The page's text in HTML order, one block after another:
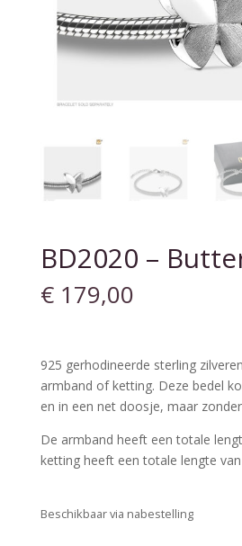
BD2020 –
€179,00
925 gerhodineerde sterling
armband of ketting. Deze bedel
en in een net doosje, maar
De armband heeft een totale
ketting heeft een totale lengte
Beschikbaar via nabestelling